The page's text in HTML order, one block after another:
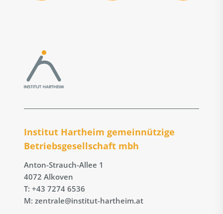
Institut Hartheim gemeinnützige
Betriebs­gesellschaft mbh
Anton-Strauch-Allee 1
4072 Alkoven
T: +43 7274 6536
M: zentrale@institut-hartheim.at